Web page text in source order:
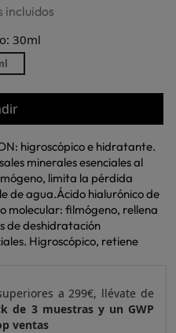
incluidos
30ml
higroscópico e hidratante.
minerales esenciales al
limita la pérdida
de agua.Ácido hialurónico de
molecular: filmógeno, rellena
de deshidratación
Higroscópico, retiene
a 299€, llévate de
de 3 muestras y un GWP
ventas